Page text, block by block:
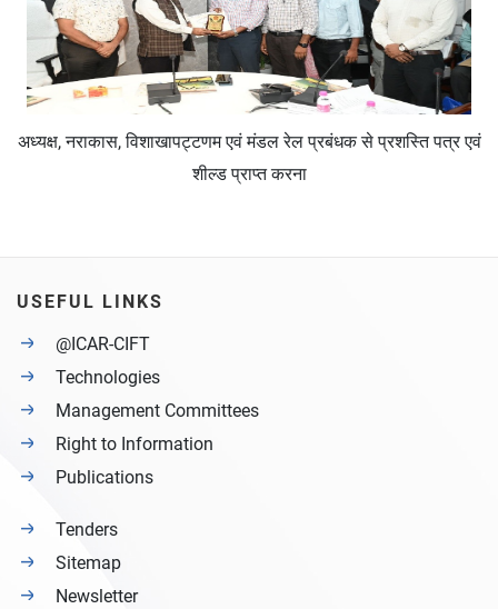
अध्‍यक्ष, नराकास, विशाखापट्टणम एवं मंडल रेल प्रबंधक से प्रशस्ति पत्र एवं
शील्‍ड प्राप्‍त करना
USEFUL LINKS
@ICAR-CIFT
Technologies
Management Committees
Right to Information
Publications
Tenders
Sitemap
Newsletter